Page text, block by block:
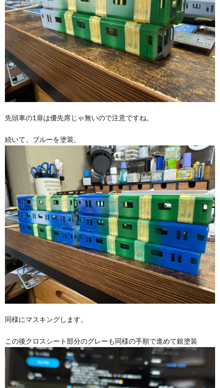
先頭車の1扉は優先席じゃ無いので注意ですね。
続いて、ブルーを塗装。
同様にマスキングします。
この後クロスシート部分のグレーも同様の手順で進めて銀塗装